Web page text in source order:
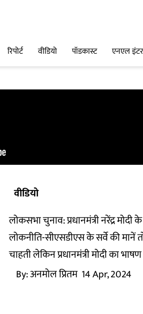
रिपोर्ट वीडियो पॉडकास्ट एनएल
वीडियो
लोकसभा चुनाव: प्रधानमंत्री नरेंद्र मोदी
लोकनीति-सीएसडीएस के सर्वे की मानें तो
चाहती लेकिन प्रधानमंत्री मोदी का
By:अनमोल प्रितम 14 Apr, 2024